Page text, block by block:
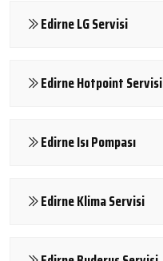
Edirne LG Servisi
Edirne Hotpoint Servisi
Edirne Isı Pompası
Edirne Klima Servisi